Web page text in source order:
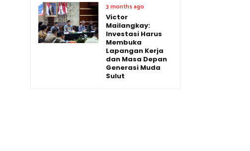
3 months ago
Victor
Mailangkay:
Investasi Harus
Membuka
Lapangan Kerja
dan Masa Depan
Generasi Muda
Sulut